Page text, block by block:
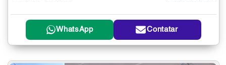
WhatsApp Contatar